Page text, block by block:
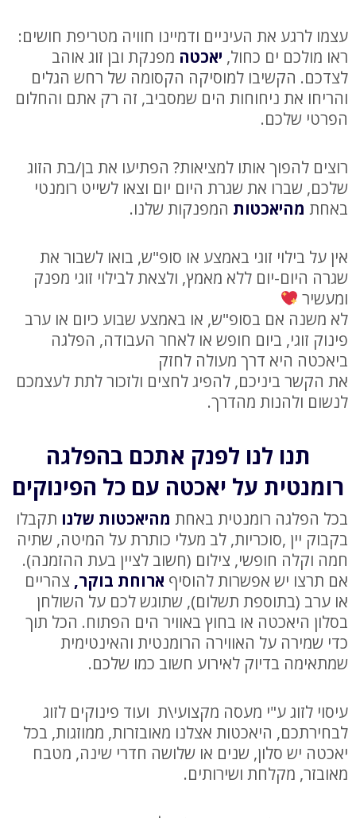
עצמו לרגע את העיניים ודמיינו חוויה מטריפת חושים:
ראו מולכם ים כחול, יאכטה מפנקת ובן זוג אוהב
לצדכם. הקשיבו למוסיקה הקסומה של רחש הגלים
והריחו את ניחוחות הים שמסביב, זה רק אתם והחלום
הפרטי שלכם.
רוצים להפוך אותו למציאות? הפתיעו את בן/בת הזוג
שלכם, שברו את שגרת היום יום וצאו לשייט רומנטי
באחת מהיאכטות המפנקות שלנו.
אין על בילוי זוגי באמצע או סופ"ש, בואו לשבור את
שגרה היום-יום ללא מאמץ, ולצאת לבילוי זוגי מפנק
ומעשיר
לא משנה אם בסופ"ש, או באמצע שבוע כיום או ערב
פינוק זוגי, ביום חופש או לאחר העבודה, הפלגה
ביאכטה היא דרך מעולה לחזק
את הקשר ביניכם, להפיג לחצים ולזכור לתת לעצמכם
לנשום ולהנות מהדרך.
תנו לנו לפנק אתכם בהפלגה
רומנטית על יאכטה עם כל הפינוקים
בכל הפלגה רומנטית באחת מהיאכטות שלנו תקבלו
בקבוק יין ,סוכריות, לב מעלי כותרת על המיטה, שתיה
חמה וקלה חופשי, צילום (חשוב לציין בעת ההזמנה).
אם תרצו יש אפשרות להוסיף ארוחת בוקר, צהריים
או ערב (בתוספת תשלום), שתוגש לכם על השולחן
בסלון היאכטה או בחוץ באוויר הים הפתוח. הכל תוך
כדי שמירה על האווירה הרומנטית והאינטימית
שמתאימה בדיוק לאירוע חשוב כמו שלכם.
עיסוי לזוג ע"י מעסה מקצועי\ת ועוד פינוקים לזוג
לבחירתכם, היאכטות אצלנו מאובזרות, ממוזגות, בכל
יאכטה יש סלון, שנים או שלושה חדרי שינה, מטבח
מאובזר, מקלחת ושירותים.